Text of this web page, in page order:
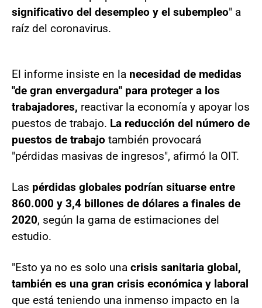
significativo del desempleo y el subempleo" a
raíz del coronavirus.
El informe insiste en la necesidad de medidas
"de gran envergadura" para proteger a los
trabajadores, reactivar la economía y apoyar los
puestos de trabajo. La reducción del número de
puestos de trabajo también provocará
"pérdidas masivas de ingresos", afirmó la OIT.
Las pérdidas globales podrían situarse entre
860.000 y 3,4 billones de dólares a finales de
2020, según la gama de estimaciones del
estudio.
"Esto ya no es solo una crisis sanitaria global,
también es una gran crisis económica y laboral
que está teniendo una inmenso impacto en la